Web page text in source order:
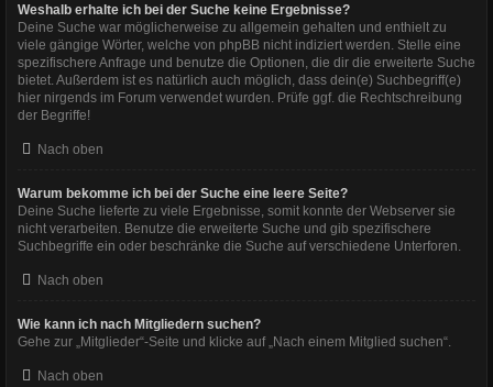
Weshalb erhalte ich bei der Suche keine Ergebnisse?
Deine Suche war möglicherweise zu allgemein gehalten und enthielt zu
viele gängige Wörter, welche von phpBB nicht indiziert werden. Stelle eine
spezifischere Anfrage und benutze die Optionen, die dir die erweiterte Suche
bietet. Außerdem ist es natürlich auch möglich, dass dein(e) Suchbegriff(e)
hier nirgends im Forum verwendet wurden. Prüfe ggf. die Rechtschreibung
der Begriffe!
Nach oben
Warum bekomme ich bei der Suche eine leere Seite?
Deine Suche lieferte zu viele Ergebnisse, somit konnte der Webserver sie
nicht verarbeiten. Benutze die erweiterte Suche und gib spezifischere
Suchbegriffe ein oder beschränke die Suche auf verschiedene Unterforen.
Nach oben
Wie kann ich nach Mitgliedern suchen?
Gehe zur „Mitglieder“-Seite und klicke auf „Nach einem Mitglied suchen“.
Nach oben